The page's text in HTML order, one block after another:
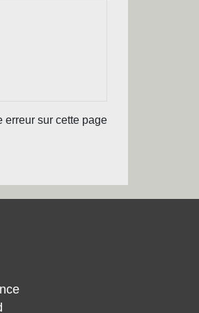
erreur sur cette page